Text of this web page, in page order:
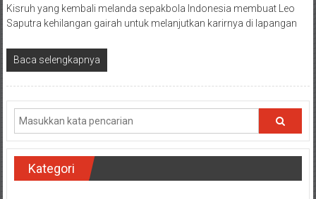
Kisruh yang kembali melanda sepakbola Indonesia membuat Leo
Saputra kehilangan gairah untuk melanjutkan karirnya di lapangan
Baca selengkapnya
Kategori